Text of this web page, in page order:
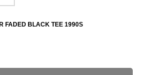
FADED BLACK TEE 1990S